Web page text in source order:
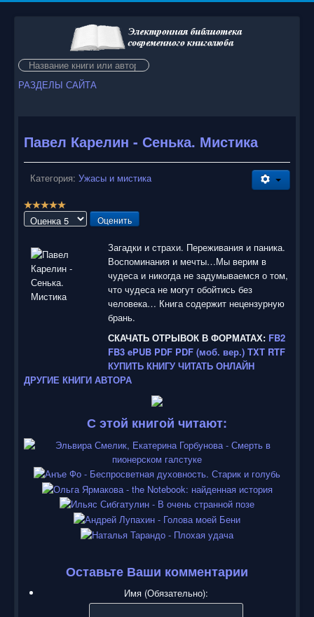
Искать...
РАЗДЕЛЫ САЙТА
Павел Карелин - Сенька. Мистика
Категория: Ужасы и мистика
Р
е
5
Пожалуйста,
Загадки и страхи. Переживания и паника.
Воспоминания и мечты…Мы верим в
чудеса и никогда не задумываемся о том,
что чудеса не могут обойтись без
человека… Книга содержит нецензурную
брань.
СКАЧАТЬ ОТРЫВОК В ФОРМАТАХ: FB2
FB3 ePUB PDF PDF (моб. вер.) TXT RTF
КУПИТЬ КНИГУ ЧИТАТЬ ОНЛАЙН
ДРУГИЕ КНИГИ АВТОРА
С этой книгой читают:
Оставьте Ваши комментарии
Имя (Обязательно):